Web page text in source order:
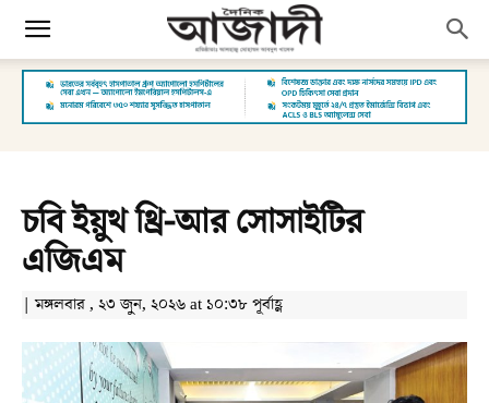
চবি ইয়ুথ থ্রি-আর সোসাইটির
এজিএম
| মঙ্গলবার , ২৩ জুন, ২০২৬ at ১০:৩৮ পূর্বাহ্ণ